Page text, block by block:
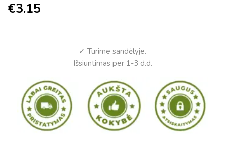
€3.15
✓ Turime sandėlyje.
Išsiuntimas per 1-3 d.d.